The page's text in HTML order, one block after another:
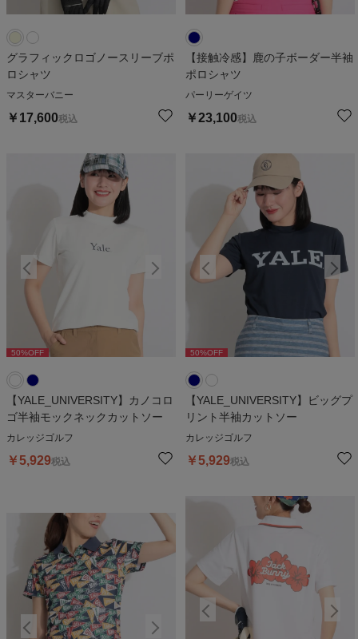
グラフィックロゴノースリーブポ
ロシャツ
マスターバニー
￥ 17,600税込
【接触冷感】鹿の子ボーダー半袖
ポロシャツ
パーリーゲイツ
￥23,100税込
50%OFF %OFF
【YALE_UNIVERSITY】カノコロ
ゴ半袖モックネックカットソー
カレッジゴルフ
￥5,929税込
50%OFF 50%OFF
【YALE_UNIVERSITY】ビッグプ
リント半袖カットソー
カレッジゴルフ
￥5,929税込